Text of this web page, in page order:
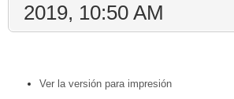
2019, 10:50 AM
Ver la versión para impresión